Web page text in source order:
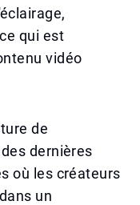
qui est
vidéo
de
dernières
où les créateurs
un